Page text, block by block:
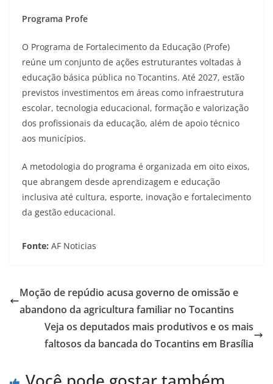
Programa Profe
O Programa de Fortalecimento da Educação (Profe)
reúne um conjunto de ações estruturantes voltadas à
educação básica pública no Tocantins. Até 2027, estão
previstos investimentos em áreas como infraestrutura
escolar, tecnologia educacional, formação e valorização
dos profissionais da educação, além de apoio técnico
aos municípios.
A metodologia do programa é organizada em oito eixos,
que abrangem desde aprendizagem e educação
inclusiva até cultura, esporte, inovação e fortalecimento
da gestão educacional.
Fonte: AF Noticias
Moção de repúdio acusa governo de omissão e
abandono da agricultura familiar no Tocantins
Veja os deputados mais produtivos e os mais
faltosos da bancada do Tocantins em Brasília